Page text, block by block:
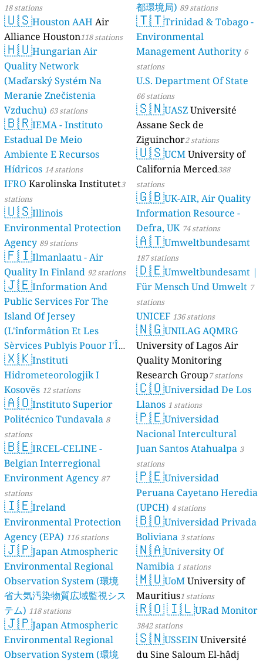
18 stations
🇺🇸Houston AAH Air
Alliance Houston118 stations
🇭🇺Hungarian Air
Quality Network
(Maďarský Systém Na
Meranie Znečistenia
Vzduchu) 63 stations
🇧🇷IEMA - Instituto
Estadual De Meio
Ambiente E Recursos
Hídricos 14 stations
IFRO Karolinska Institutet3
stations
🇺🇸Illinois
Environmental Protection
Agency 89 stations
🇫🇮Ilmanlaatu - Air
Quality In Finland 92 stations
🇯🇪Information And
Public Services For The
Island Of Jersey
(L'înformâtion Et Les
Sèrvices Publyis Pouor I'Île
Dé Jèrri) 2 stations
🇽🇰Instituti
Hidrometeorologjik I
Kosovës 12 stations
🇦🇴Instituto Superior
Politécnico Tundavala 8
stations
🇧🇪IRCEL-CELINE -
Belgian Interregional
Environment Agency 87
stations
🇮🇪Ireland
Environmental Protection
Agency (EPA) 116 stations
🇯🇵Japan Atmospheric
Environmental Regional
Observation System (環境
省大気汚染物質広域監視シス
テム) 118 stations
🇯🇵Japan Atmospheric
Environmental Regional
Observation System (環境
都環境局) 89 stations
🇹🇹Trinidad & Tobago -
Environmental
Management Authority 6
stations
U.S. Department Of State
66 stations
🇸🇳UASZUniversité
Assane Seck de
Ziguinchor2 stations
🇺🇸UCMUniversity of
California Merced388
stations
🇬🇧UK-AIR, Air Quality
Information Resource -
Defra, UK 74 stations
🇦🇹Umweltbundesamt
187 stations
🇩🇪Umweltbundesamt |
Für Mensch Und Umwelt 7
stations
UNICEF 136 stations
🇳🇬UNILAG AQMRG
University of Lagos Air
Quality Monitoring
Research Group7 stations
🇨🇴Universidad De Los
Llanos 1 stations
🇵🇪Universidad
Nacional Intercultural
Juan Santos Atahualpa 3
stations
🇵🇪Universidad
Peruana Cayetano Heredia
(UPCH) 4 stations
🇧🇴Universidad Privada
Boliviana 3 stations
🇳🇦University Of
Namibia 1 stations
🇲🇺UoMUniversity of
Mauritius1 stations
🇷🇴🇮🇱URad Monitor
3842 stations
🇸🇳USSEINUniversité
du Sine Saloum El-hâdj